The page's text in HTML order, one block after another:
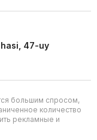
47-uy
большим спросом,
количество
рекламные и